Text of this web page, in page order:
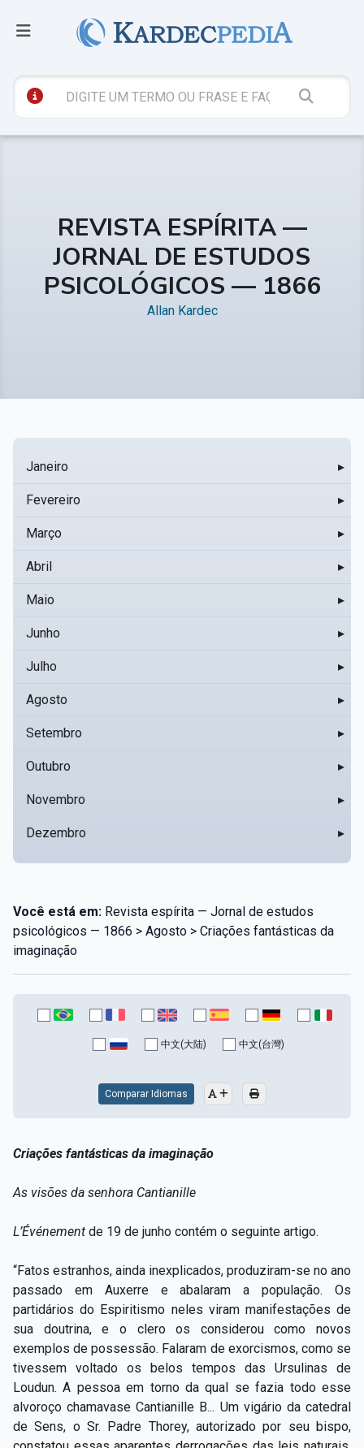
REVISTA ESPÍRITA —
JORNAL DE ESTUDOS
PSICOLÓGICOS — 1866
Allan Kardec
Janeiro ▸
Fevereiro ▸
Março ▸
Abril ▸
Maio ▸
Junho ▸
Julho ▸
Agosto ▸
Setembro ▸
Outubro ▸
Novembro ▸
Dezembro ▸
Você está em: Revista espírita — Jornal de estudos
psicológicos — 1866 > Agosto > Criações fantásticas da
imaginação
中文(大陆) 中文(台灣)
Comparar Idiomas
Criações fantásticas da imaginação
As visões da senhora Cantianille
L’Événement de 19 de junho contém o seguinte artigo.
“Fatos estranhos, ainda inexplicados, produziram-se no ano
passado em Auxerre e abalaram a população. Os
partidários do Espiritismo neles viram manifestações de
sua doutrina, e o clero os considerou como novos
exemplos de possessão. Falaram de exorcismos, como se
tivessem voltado os belos tempos das Ursulinas de
Loudun. A pessoa em torno da qual se fazia todo esse
alvoroço chamavase Cantianille B... Um vigário da catedral
de Sens, o Sr. Padre Thorey, autorizado por seu bispo,